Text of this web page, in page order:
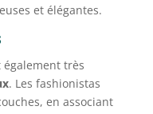
et élégantes.
également très
. Les fashionistas
en associant